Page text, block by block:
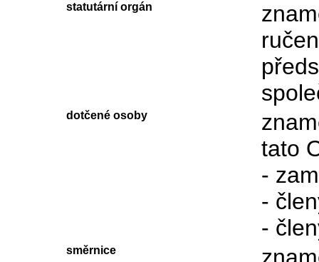
statutární orgán
dotčené osoby
tato
-
-
-
směrnice